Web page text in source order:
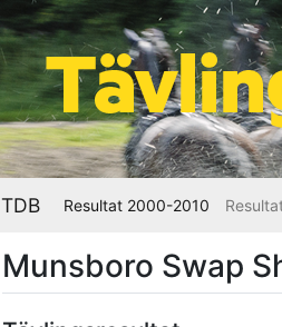
TDB Resultat 2000-2010
Munsboro Swap